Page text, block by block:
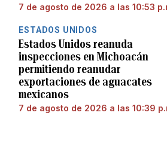
7 de agosto de 2026 a las 10:53
ESTADOS UNIDOS
Estados Unidos reanuda
inspecciones en Michoacán
permitiendo reanudar
exportaciones de aguacates
mexicanos
7 de agosto de 2026 a las 10:39